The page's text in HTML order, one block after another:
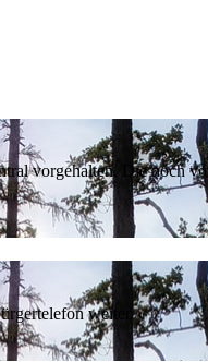
vorgehalten. Die noch
weiter.